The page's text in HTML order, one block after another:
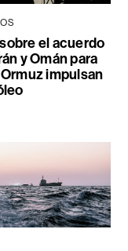
el acuerdo
y Omán para
impulsan